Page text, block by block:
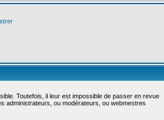
Toutefois, il leur est impossible de passer en revue
administrateurs, ou modérateurs, ou webmestres